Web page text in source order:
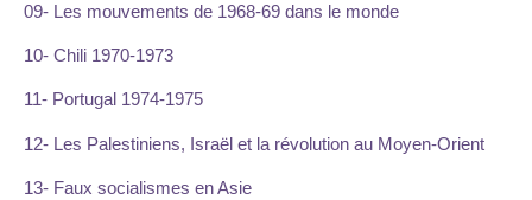
09- Les mouvements de 1968-69 dans le monde
10- Chili 1970-1973
11- Portugal 1974-1975
12- Les Palestiniens, Israël et la révolution au Moyen-Orient
13- Faux socialismes en Asie